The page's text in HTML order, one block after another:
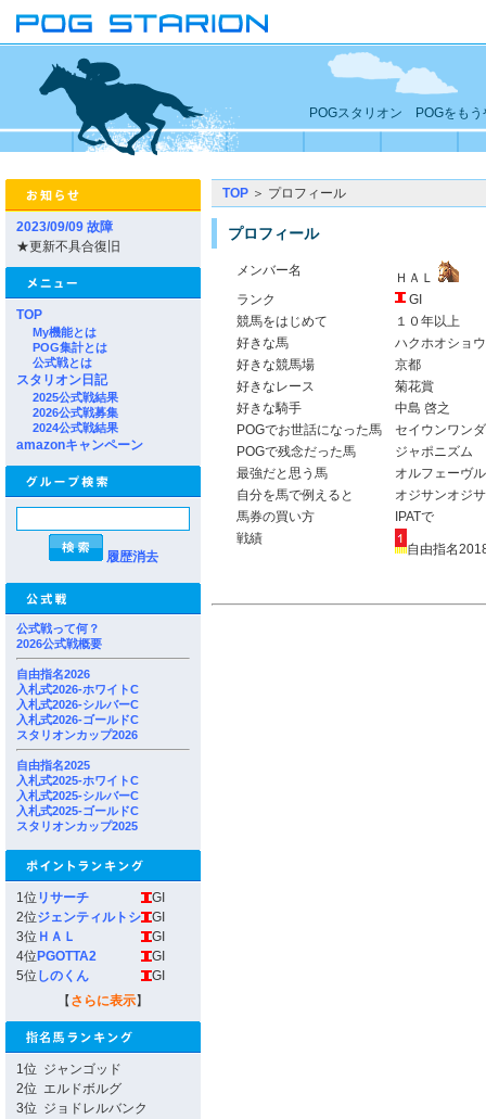
POGスタリオン POGをもう
2023/09/09 故障
★更新不具合復旧
TOP
My機能とは
POG集計とは
公式戦とは
スタリオン日記
2025公式戦結果
2026公式戦募集
2024公式戦結果
amazonキャンペーン
履歴消去
公式戦って何？
2026公式戦概要
自由指名2026
入札式2026-ホワイトC
入札式2026-シルバーC
入札式2026-ゴールドC
スタリオンカップ2026
自由指名2025
入札式2025-ホワイトC
入札式2025-シルバーC
入札式2025-ゴールドC
スタリオンカップ2025
1位 リサーチ
GI
2位ジェンティルトシ
GI
3位 ＨＡＬ
GI
4位 PGOTTA2
GI
5位 しのくん
GI
【 さらに表示】
1位 ジャンゴッド
2位 エルドボルグ
3位 ジョドレルバンク
TOP ＞ プロフィール
プロフィール
メンバー名
ＨＡＬ
ランク
GI
競馬をはじめて
１０年以上
好きな馬
ハクホオショ
好きな競馬場
京都
好きなレース
菊花賞
好きな騎手
中島 啓之
POGでお世話になった馬
セイウンワン
POGで残念だった馬
ジャポニズム
最強だと思う馬
オルフェーヴル
自分を馬で例えると
オジサンオジ
馬券の買い方
IPATで
戦績
自由指名